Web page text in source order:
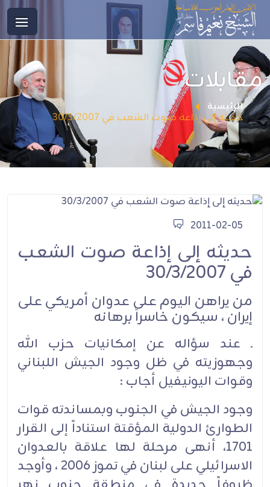
مقابلات
الرئيسية
حديثه إلى إذاعة صوت الشعب في 30/3/2007
2011-02-05
حديثه إلى إذاعة صوت الشعب
في 30/3/2007
من يراهن اليوم على عدوان أمريكي على
إيران ، سيكون خاسراً برهانه
ـ عند سؤاله عن إمكانيات حزب الله
وجهوزيته في ظل وجود الجيش اللبناني
وقوات اليونيفيل أجاب :
وجود الجيش في الجنوب وبمساندته قوات
الطوارئ الدولية المؤقتة استناداً إلى القرار
1701، أنهى مرحلة لها علاقة بالعدوان
الاسرائيلي على لبنان في تموز 2006 ، وأوجد